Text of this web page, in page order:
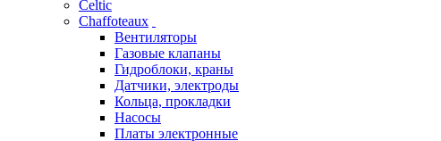
Celtic
Chaffoteaux
Вентиляторы
Газовые клапаны
Гидроблоки, краны
Датчики, электроды
Кольца, прокладки
Насосы
Платы электронные